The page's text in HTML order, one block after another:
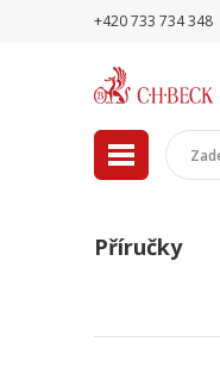
+420 733 734 348
Příručky